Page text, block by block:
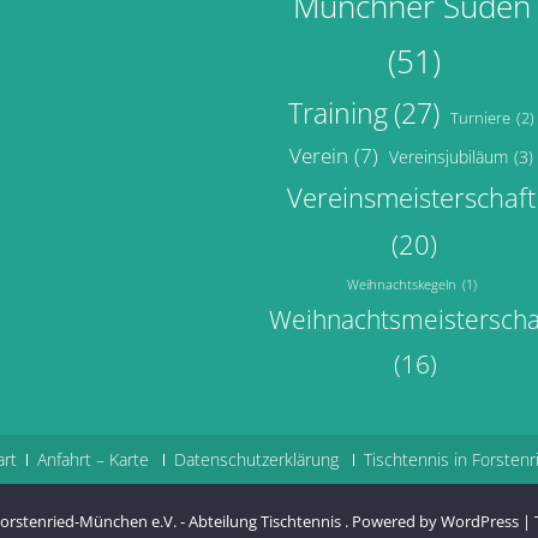
(51)
Training(27) Turniere (2)
Verein (7) Vereinsjubiläum (3)
Vereinsmeisterschaft
(20)
Weihnachtskegeln (1)
(16)
Anfahrt – Karte Datenschutzerklärung Tischtennis in
München e.V. - Abteilung Tischtennis . Powered by WordPress |